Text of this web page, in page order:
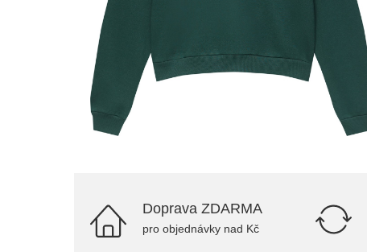
Doprava ZDARMA
pro objednávky nad Kč